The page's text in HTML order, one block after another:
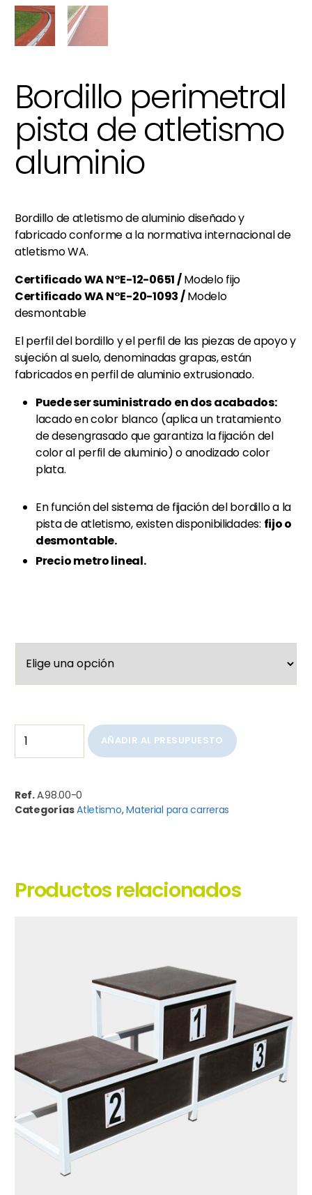
Bordillo perimetral
pista de atletismo
aluminio
Bordillo de atletismo de aluminio diseñado y
fabricado conforme a la normativa internacional de
atletismo WA.
Certificado WA N°E-12-0651 /Modelo fijo
Certificado WA N°E-20-1093 /Modelo
desmontable
El perfil del bordillo y el perfil de las piezas de apoyo y
sujeción al suelo, denominadas grapas, están
fabricados en perfil de aluminio extrusionado.
Puede ser suministrado en dos acabados:
lacado en color blanco (aplica un tratamiento
de desengrasado que garantiza la fijación del
color al perfil de aluminio) o anodizado color
plata.
En función del sistema de fijación del bordillo a la
pista de atletismo, existen disponibilidades: fijo o
desmontable.
Precio metro lineal.
AÑADIR AL PRESUPUESTO
Ref.A.98.00-0
CategoríasAtletismo,Material para carreras
Productos relacionados